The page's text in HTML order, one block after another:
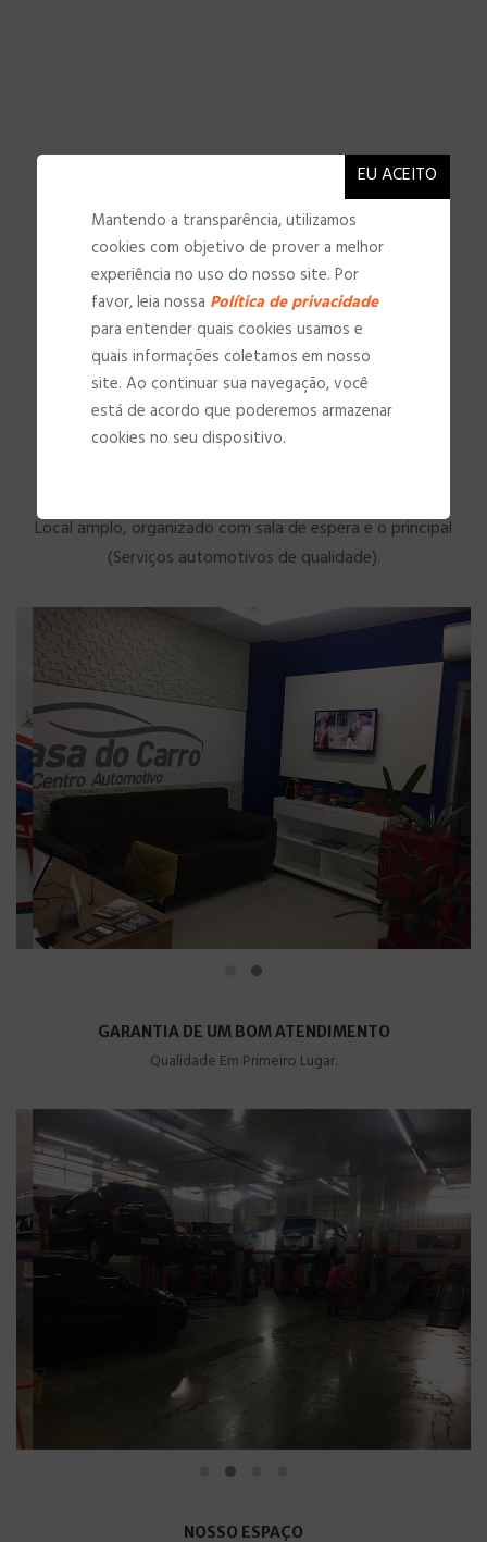
NOSSAS INSTALAÇÕES
Local amplo, organizado com sala de espera e o principal
(Serviços automotivos de qualidade).
GARANTIA DE UM BOM ATENDIMENTO
Qualidade Em Primeiro Lugar.
NOSSO ESPAÇO
Mantendo a transparência, utilizamos
cookies com objetivo de prover a melhor
experiência no uso do nosso site. Por
favor, leia nossa Política de privacidade
para entender quais cookies usamos e
quais informações coletamos em nosso
site. Ao continuar sua navegação, você
está de acordo que poderemos armazenar
cookies no seu dispositivo.